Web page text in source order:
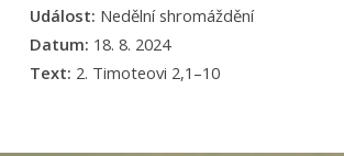
Událost: Nedělní shromáždění
Datum: 18. 8. 2024
Text: 2. Timoteovi 2,1–10